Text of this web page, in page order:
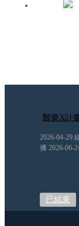
醫藥X計
造」的
2026-04-29
播 2026-06-
已結束